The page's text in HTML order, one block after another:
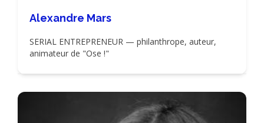
Alexandre Mars
SERIAL ENTREPRENEUR — philanthrope, auteur,
animateur de "Ose !"